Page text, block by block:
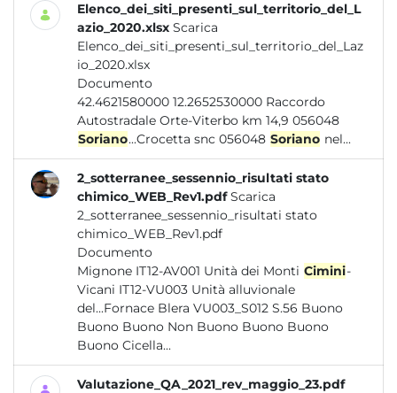
Elenco_dei_siti_presenti_sul_territorio_del_L
azio_2020.xlsx Scarica
Elenco_dei_siti_presenti_sul_territorio_del_Laz
io_2020.xlsx
Documento
42.4621580000 12.2652530000 Raccordo
Autostradale Orte-Viterbo km 14,9 056048
Soriano...Crocetta snc 056048 Soriano nel...
2_sotterranee_sessennio_risultati stato
chimico_WEB_Rev1.pdf Scarica
2_sotterranee_sessennio_risultati stato
chimico_WEB_Rev1.pdf
Documento
Mignone IT12-AV001 Unità dei Monti Cimini-
Vicani IT12-VU003 Unità alluvionale
del...Fornace Blera VU003_S012 S.56 Buono
Buono Buono Non Buono Buono Buono
Buono Cicella...
Valutazione_QA_2021_rev_maggio_23.pdf